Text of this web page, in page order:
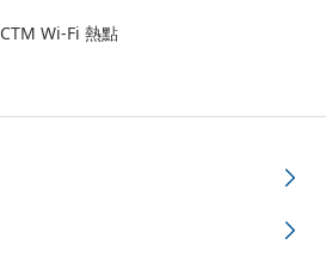
CTM Wi-Fi 熱點